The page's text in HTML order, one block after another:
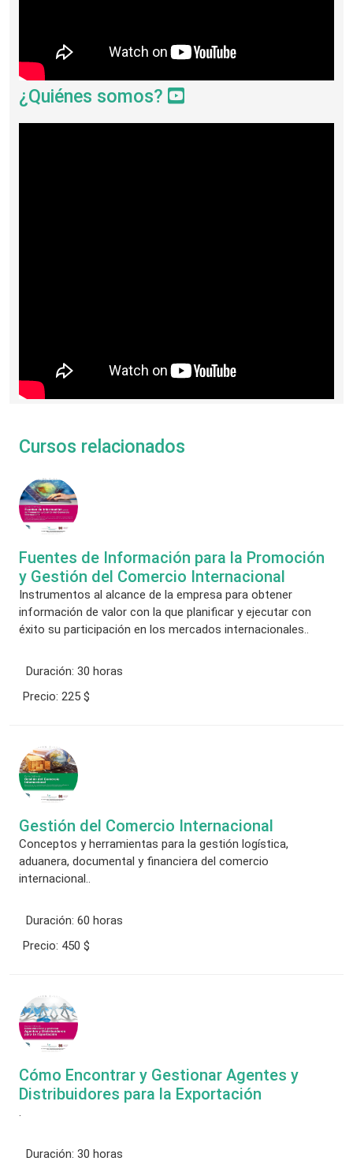
¿Quiénes somos?
Cursos relacionados
Fuentes de Información para la Promoción
y Gestión del Comercio Internacional
Instrumentos al alcance de la empresa para obtener
información de valor con la que planificar y ejecutar con
éxito su participación en los mercados internacionales..
Duración: 30 horas
Precio: 225 $
Gestión del Comercio Internacional
Conceptos y herramientas para la gestión logística,
aduanera, documental y financiera del comercio
internacional..
Duración: 60 horas
Precio: 450 $
Cómo Encontrar y Gestionar Agentes y
Distribuidores para la Exportación
.
Duración: 30 horas